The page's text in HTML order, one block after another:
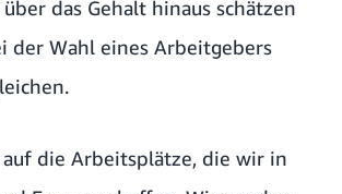
das Gehalt hinaus schätzen
der Wahl eines Arbeitgebers
die Arbeitsplätze, die wir in